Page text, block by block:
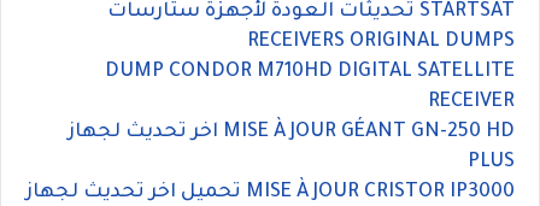
تحديثات العودة لأجهزة ستارسات STARTSAT
RECEIVERS ORIGINAL DUMPS
DUMP CONDOR M710HD DIGITAL SATELLITE
RECEIVER
اخر تحديث لجهاز MISE À JOUR GÉANT GN-250 HD
PLUS
تحميل اخر تحديث لجهاز MISE À JOUR CRISTOR IP3000